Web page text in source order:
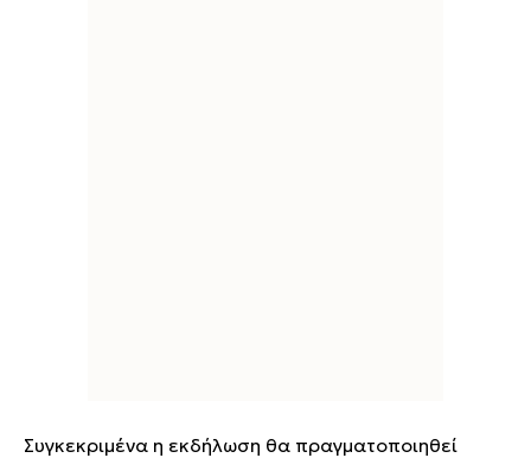
Συγκεκριμένα η εκδήλωση θα πραγματοποιηθεί